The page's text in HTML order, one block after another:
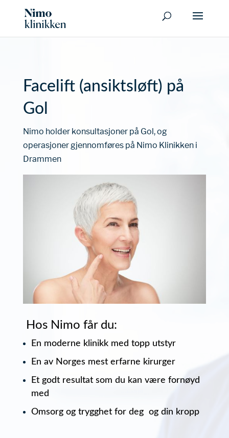
Facelift (ansiktsløft) på
Gol
Nimo holder konsultasjoner på Gol, og
operasjoner gjennomføres på Nimo Klinikken i
Drammen
Hos Nimo får du:
En moderne klinikk med topp utstyr
En av Norges mest erfarne kirurger
Et godt resultat som du kan være fornøyd
med
Omsorg og trygghet for deg og din kropp